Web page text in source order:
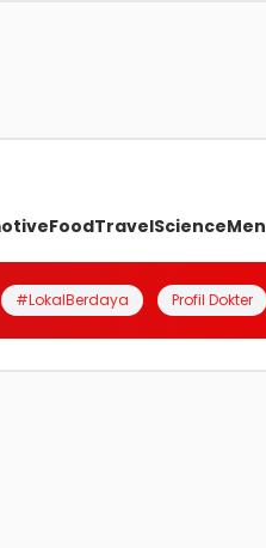
FoodTravelScienceMen
#LokalBerdaya Profil Dokter